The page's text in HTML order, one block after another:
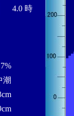
4.0 時
7%
潮